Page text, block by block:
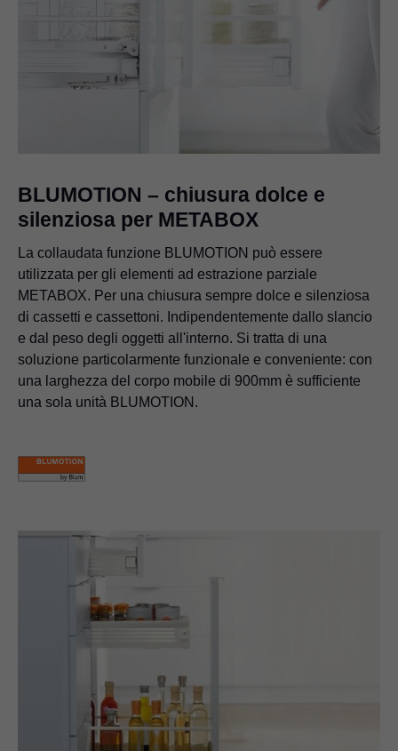
BLUMOTION – chiusura dolce e
silenziosa per METABOX
La collaudata funzione BLUMOTION può essere
utilizzata per gli elementi ad estrazione parziale
METABOX. Per una chiusura sempre dolce e silenziosa
di cassetti e cassettoni. Indipendentemente dallo slancio
e dal peso degli oggetti all'interno. Si tratta di una
soluzione particolarmente funzionale e conveniente: con
una larghezza del corpo mobile di 900mm è sufficiente
una sola unità BLUMOTION.